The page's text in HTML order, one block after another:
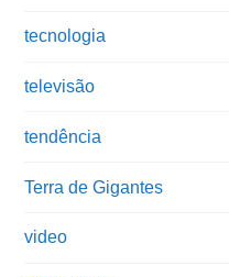
tecnologia
televisão
tendência
Terra de Gigantes
video